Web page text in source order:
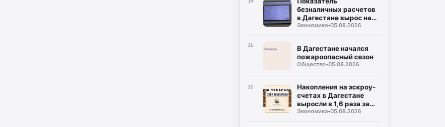
безналичных расчетов
в Дагестане вырос на
6,2%
Экономика•05.08.2026
11
В Дагестане начался
пожароопасный сезон
Общество•05.08.2026
12
Накопления на эскроу-
счетах в Дагестане
выросли в 1,6 раза за
год
Экономика•05.08.2026